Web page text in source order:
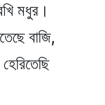
মধুর।
বাজি,